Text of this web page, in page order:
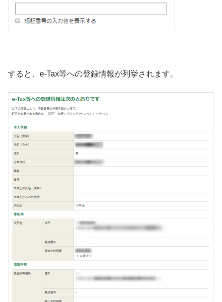
すると、e-Tax等への登録情報が列挙されます。